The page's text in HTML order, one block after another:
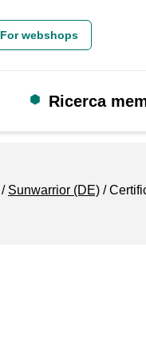
For webshops
Ricerca
Sunwarrior (DE)